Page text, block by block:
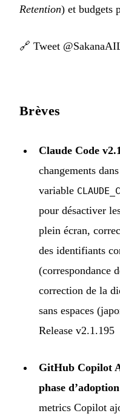
Retention) et budgets
🔗 Tweet
Brèves
Claude Code
changements
variable
pour désactiver
plein écran,
des identifiants
(correspondance
correction de la
sans espaces
Release v2.1.195
GitHub Copilot
phase d’adoption
metrics Copilot